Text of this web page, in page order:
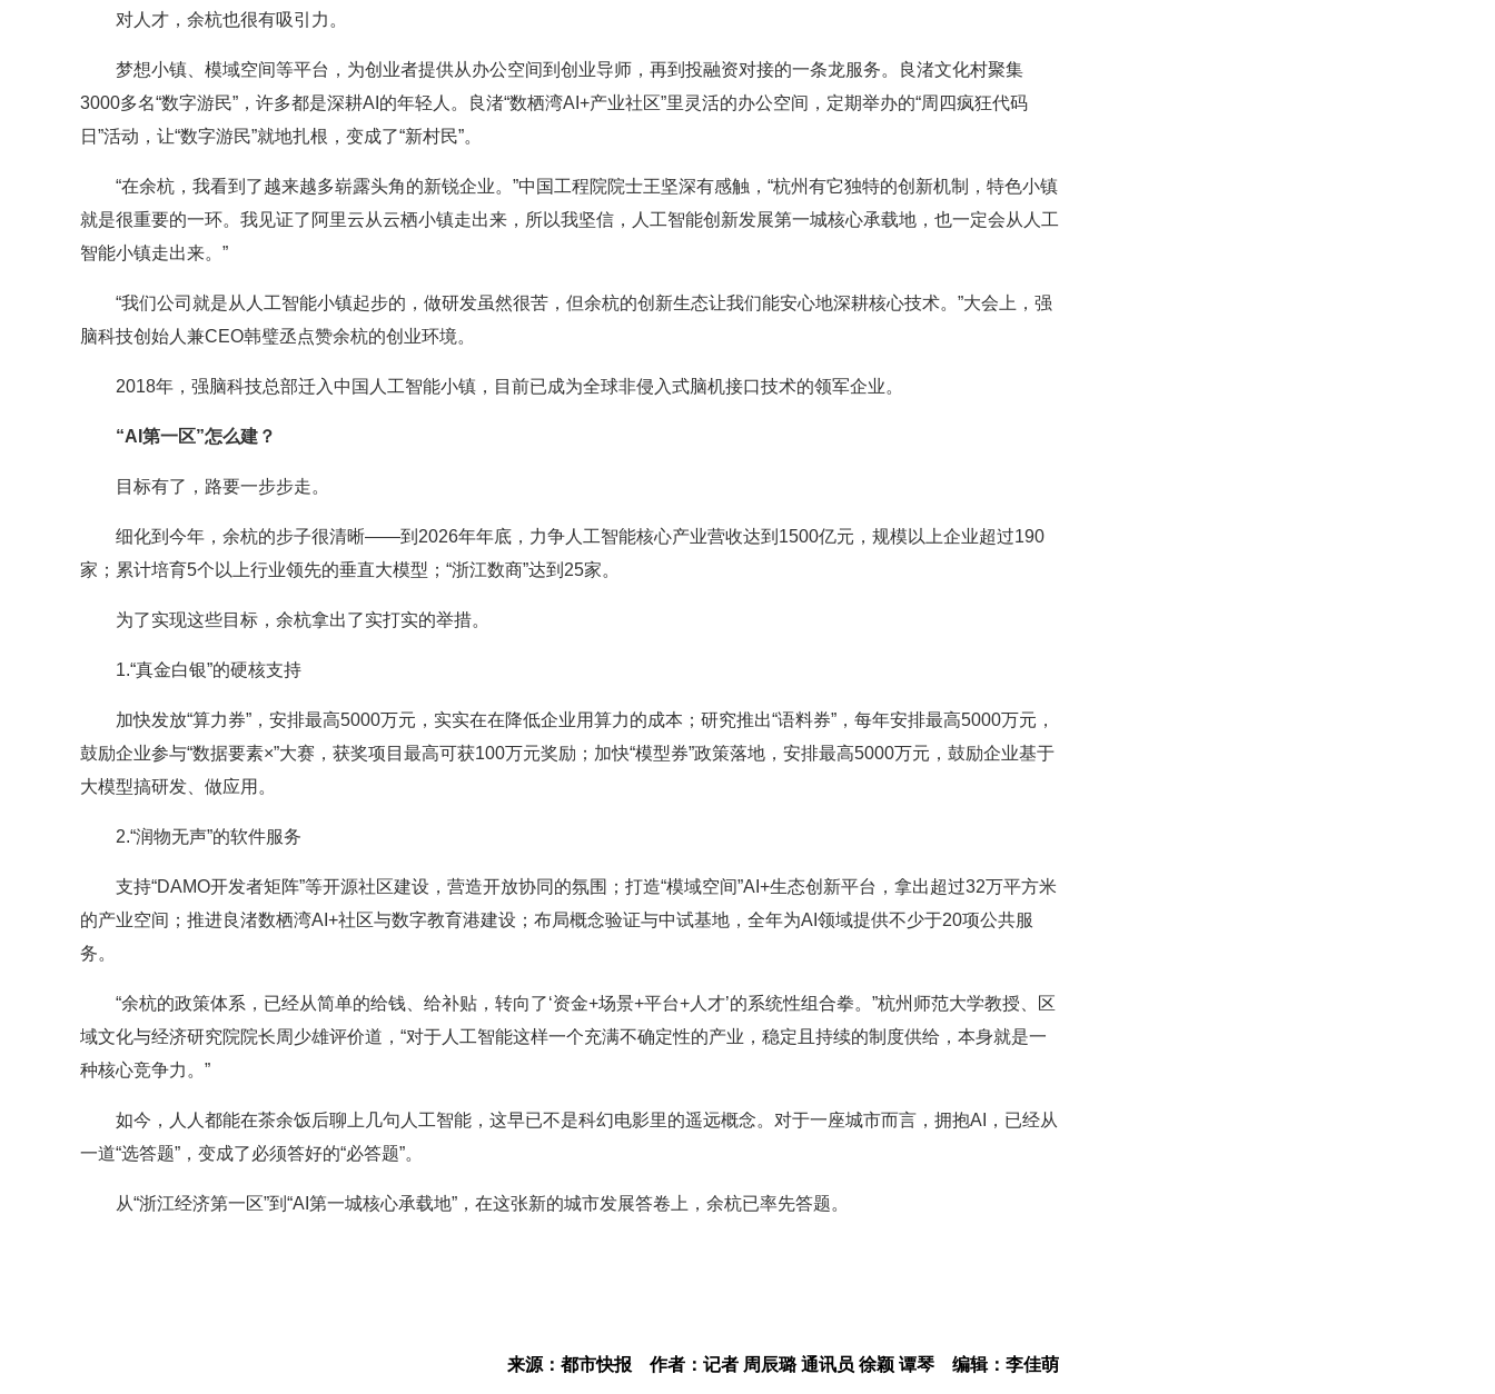
对人才，余杭也很有吸引力。
梦想小镇、模域空间等平台，为创业者提供从办公空间到创业导师，再到投融资对接的一条龙服务。良渚文化村聚集
3000多名“数字游民”，许多都是深耕AI的年轻人。良渚“数栖湾AI+产业社区”里灵活的办公空间，定期举办的“周四疯狂代码
日”活动，让“数字游民”就地扎根，变成了“新村民”。
“在余杭，我看到了越来越多崭露头角的新锐企业。”中国工程院院士王坚深有感触，“杭州有它独特的创新机制，特色小镇
就是很重要的一环。我见证了阿里云从云栖小镇走出来，所以我坚信，人工智能创新发展第一城核心承载地，也一定会从人工
智能小镇走出来。”
“我们公司就是从人工智能小镇起步的，做研发虽然很苦，但余杭的创新生态让我们能安心地深耕核心技术。”大会上，强
脑科技创始人兼CEO韩璧丞点赞余杭的创业环境。
2018年，强脑科技总部迁入中国人工智能小镇，目前已成为全球非侵入式脑机接口技术的领军企业。
“AI第一区”怎么建？
目标有了，路要一步步走。
细化到今年，余杭的步子很清晰——到2026年年底，力争人工智能核心产业营收达到1500亿元，规模以上企业超过190
家；累计培育5个以上行业领先的垂直大模型；“浙江数商”达到25家。
为了实现这些目标，余杭拿出了实打实的举措。
1.“真金白银”的硬核支持
加快发放“算力券”，安排最高5000万元，实实在在降低企业用算力的成本；研究推出“语料券”，每年安排最高5000万元，
鼓励企业参与“数据要素×”大赛，获奖项目最高可获100万元奖励；加快“模型券”政策落地，安排最高5000万元，鼓励企业基于
大模型搞研发、做应用。
2.“润物无声”的软件服务
支持“DAMO开发者矩阵”等开源社区建设，营造开放协同的氛围；打造“模域空间”AI+生态创新平台，拿出超过32万平方米
的产业空间；推进良渚数栖湾AI+社区与数字教育港建设；布局概念验证与中试基地，全年为AI领域提供不少于20项公共服
务。
“余杭的政策体系，已经从简单的给钱、给补贴，转向了‘资金+场景+平台+人才’的系统性组合拳。”杭州师范大学教授、区
域文化与经济研究院院长周少雄评价道，“对于人工智能这样一个充满不确定性的产业，稳定且持续的制度供给，本身就是一
种核心竞争力。”
如今，人人都能在茶余饭后聊上几句人工智能，这早已不是科幻电影里的遥远概念。对于一座城市而言，拥抱AI，已经从
一道“选答题”，变成了必须答好的“必答题”。
从“浙江经济第一区”到“AI第一城核心承载地”，在这张新的城市发展答卷上，余杭已率先答题。
来源：都市快报 作者：记者 周辰璐 通讯员 徐颖 谭琴 编辑：李佳萌